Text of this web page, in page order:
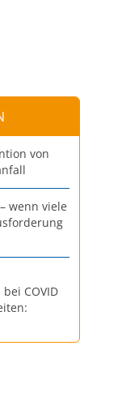
von
wenn viele
COVID